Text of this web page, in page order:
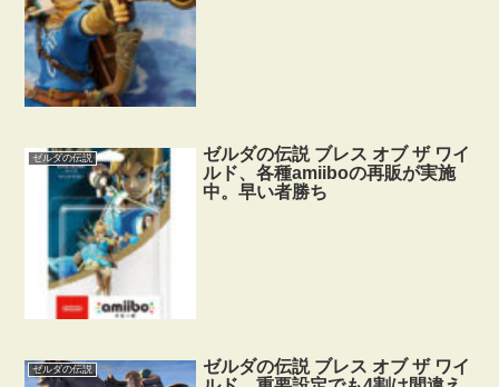
ゼルダの伝説
ゼルダの伝説 ブレス オブ ザ ワイ
ルド、各種amiiboの再販が実施
中。早い者勝ち
ゼルダの伝説
ゼルダの伝説 ブレス オブ ザ ワイ